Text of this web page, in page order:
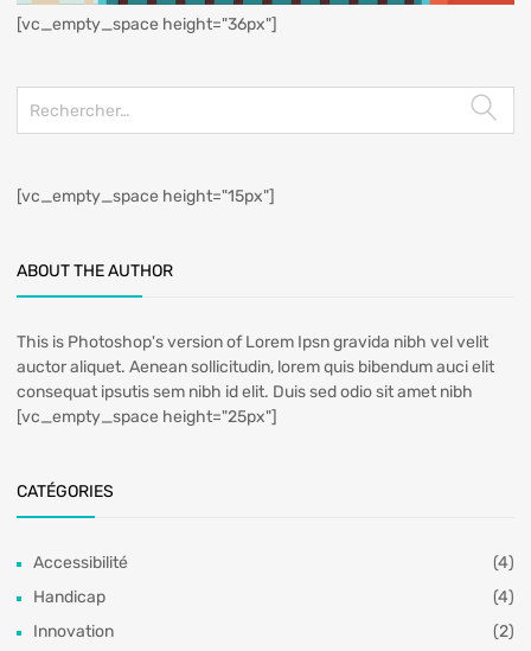
[vc_empty_space height="36px"]
[vc_empty_space height="15px"]
ABOUT THE AUTHOR
This is Photoshop's version of Lorem Ipsn gravida nibh vel velit
auctor aliquet. Aenean sollicitudin, lorem quis bibendum auci elit
consequat ipsutis sem nibh id elit. Duis sed odio sit amet nibh
[vc_empty_space height="25px"]
CATÉGORIES
Accessibilité
(4)
Handicap
(4)
Innovation
(2)